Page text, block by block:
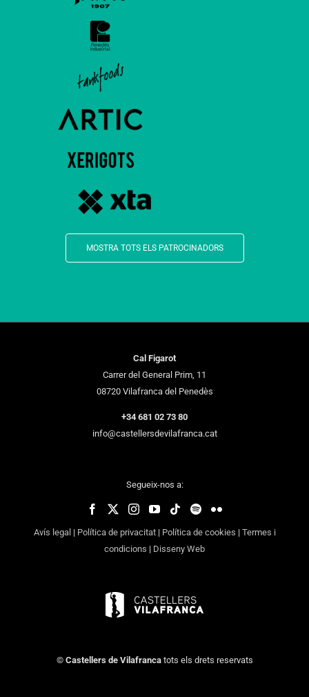
MOSTRA TOTS ELS PATROCINADORS
Cal Figarot
Carrer del General Prim, 11
08720 Vilafranca del Penedès
+34 681 02 73 80
info@castellersdevilafranca.cat
Segueix-nos a:
Avís legal | Política de privacitat| Política de cookies | Termes i
condicions | Disseny Web
© Castellers de Vilafrancatots els drets reservats